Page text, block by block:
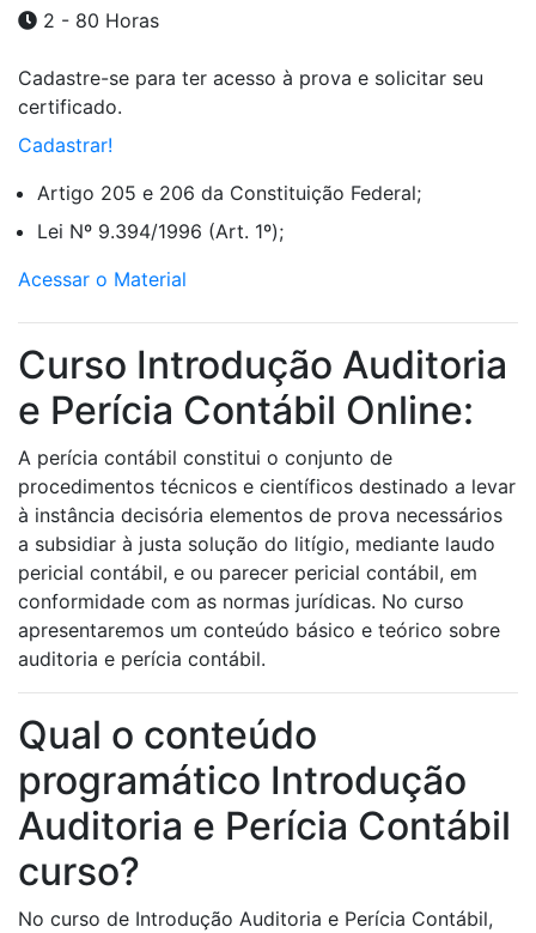
2 - 80 Horas
Cadastre-se para ter acesso à prova e solicitar seu
certificado.
Cadastrar!
Artigo 205 e 206 da Constituição Federal;
Lei Nº 9.394/1996 (Art. 1º);
Acessar o Material
Curso Introdução Auditoria
e Perícia Contábil Online:
A perícia contábil constitui o conjunto de
procedimentos técnicos e científicos destinado a levar
à instância decisória elementos de prova necessários
a subsidiar à justa solução do litígio, mediante laudo
pericial contábil, e ou parecer pericial contábil, em
conformidade com as normas jurídicas. No curso
apresentaremos um conteúdo básico e teórico sobre
auditoria e perícia contábil.
Qual o conteúdo
programático Introdução
Auditoria e Perícia Contábil
curso?
No curso de Introdução Auditoria e Perícia Contábil,